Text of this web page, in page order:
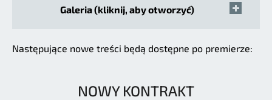
Galeria (kliknij, aby otworzyć)
Następujące nowe treści będą dostępne po premierze:
NOWY KONTRAKT